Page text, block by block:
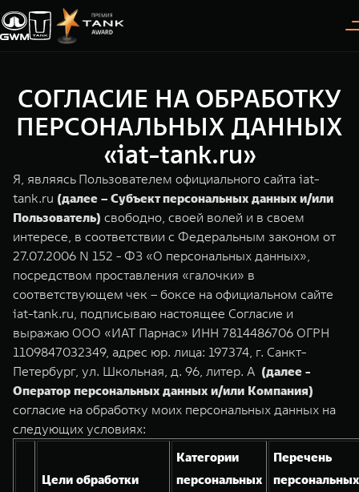
Модели
TANK 300
Следуй за открытиями
от 3 999 000 ₽
TANK 400
За пределы возможного
от 5 599 000 ₽
TANK 500
Веди за собой
TANK 700
Сила признания
от 10 199 000 ₽
Покупателям
ВЫБОР АВТОМОБИЛЯ
Спецпредложения
Конфигуратор
Тест-драйв
Зарядные станции
Проверено TANK
ПОКУПКА АВТОМОБИЛЯ
TANK Финансы
Корпоративным клиентам
TANK ФИНАНСЫ
Владельцам
ГАРАНТИЯ И ПОДДЕРЖКА
Гарантия
Помощь на дороге
Калькулятор ТО
Нулевое ТО
Сервис
Специальные предложения
Моторные масла
ЦИФРОВЫЕ СЕРВИСЫ TANK
О дилере
О нас
35 лет GWM
GWM ТЕХ ДЕНЬ
Новости
СОГЛАСИЕ НА ОБРАБОТКУ
ПЕРСОНАЛЬНЫХ ДАННЫХ
«iat-tank.ru»
Я, являясь Пользователем официального сайта iat-
tank.ru (далее – Субъект персональных данных и/или
Пользователь) свободно, своей волей и в своем
интересе, в соответствии с Федеральным законом от
27.07.2006 N 152 - ФЗ «О персональных данных»,
посредством проставления «галочки» в
соответствующем чек – боксе на официальном сайте
iat-tank.ru, подписываю настоящее Согласие и
выражаю ООО «ИАТ Парнас» ИНН 7814486706 ОГРН
1109847032349, адрес юр. лица: 197374, г. Санкт-
Петербург, ул. Школьная, д. 96, литер. А (далее -
Оператор персональных данных и/или Компания)
согласие на обработку моих персональных данных на
следующих условиях:
Цели обработки
Категории
персональных
Перечень
персональных